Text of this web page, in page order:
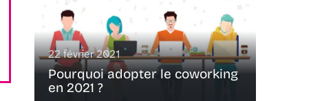
22 février 2021
Pourquoi adopter le coworking
en 2021 ?